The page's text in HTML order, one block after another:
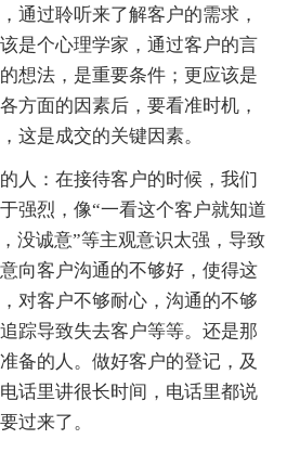
通过聆听来了解客户的需求，
是个心理学家，通过客户的言
想法，是重要条件；更应该是
方面的因素后，要看准时机，
这是成交的关键因素。
人：在接待客户的时候，我们
强烈，像“一看这个客户就知道
没诚意”等主观意识太强，导致
向客户沟通的不够好，使得这
对客户不够耐心，沟通的不够
踪导致失去客户等等。还是那
备的人。做好客户的登记，及
话里讲很长时间，电话里都说
过来了。